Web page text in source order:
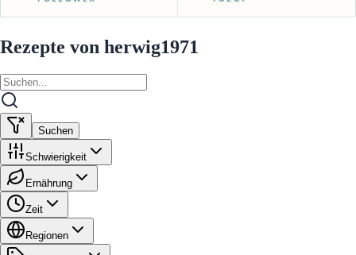
Rezepte von herwig1971
Suchen
Schwierigkeit
Ernährung
Zeit
Regionen